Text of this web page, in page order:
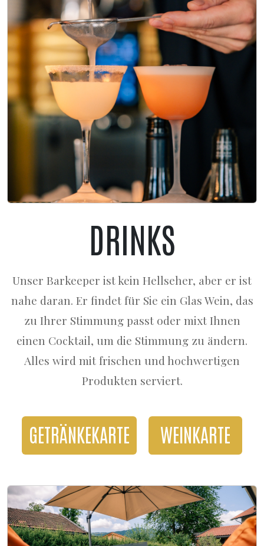
DRINKS
Unser Barkeeper ist kein Hellseher, aber er ist
nahe daran. Er findet für Sie ein Glas Wein, das
zu Ihrer Stimmung passt oder mixt Ihnen
einen Cocktail, um die Stimmung zu ändern.
Alles wird mit frischen und hochwertigen
Produkten serviert.
GETRÄNKEKARTE WEINKARTE